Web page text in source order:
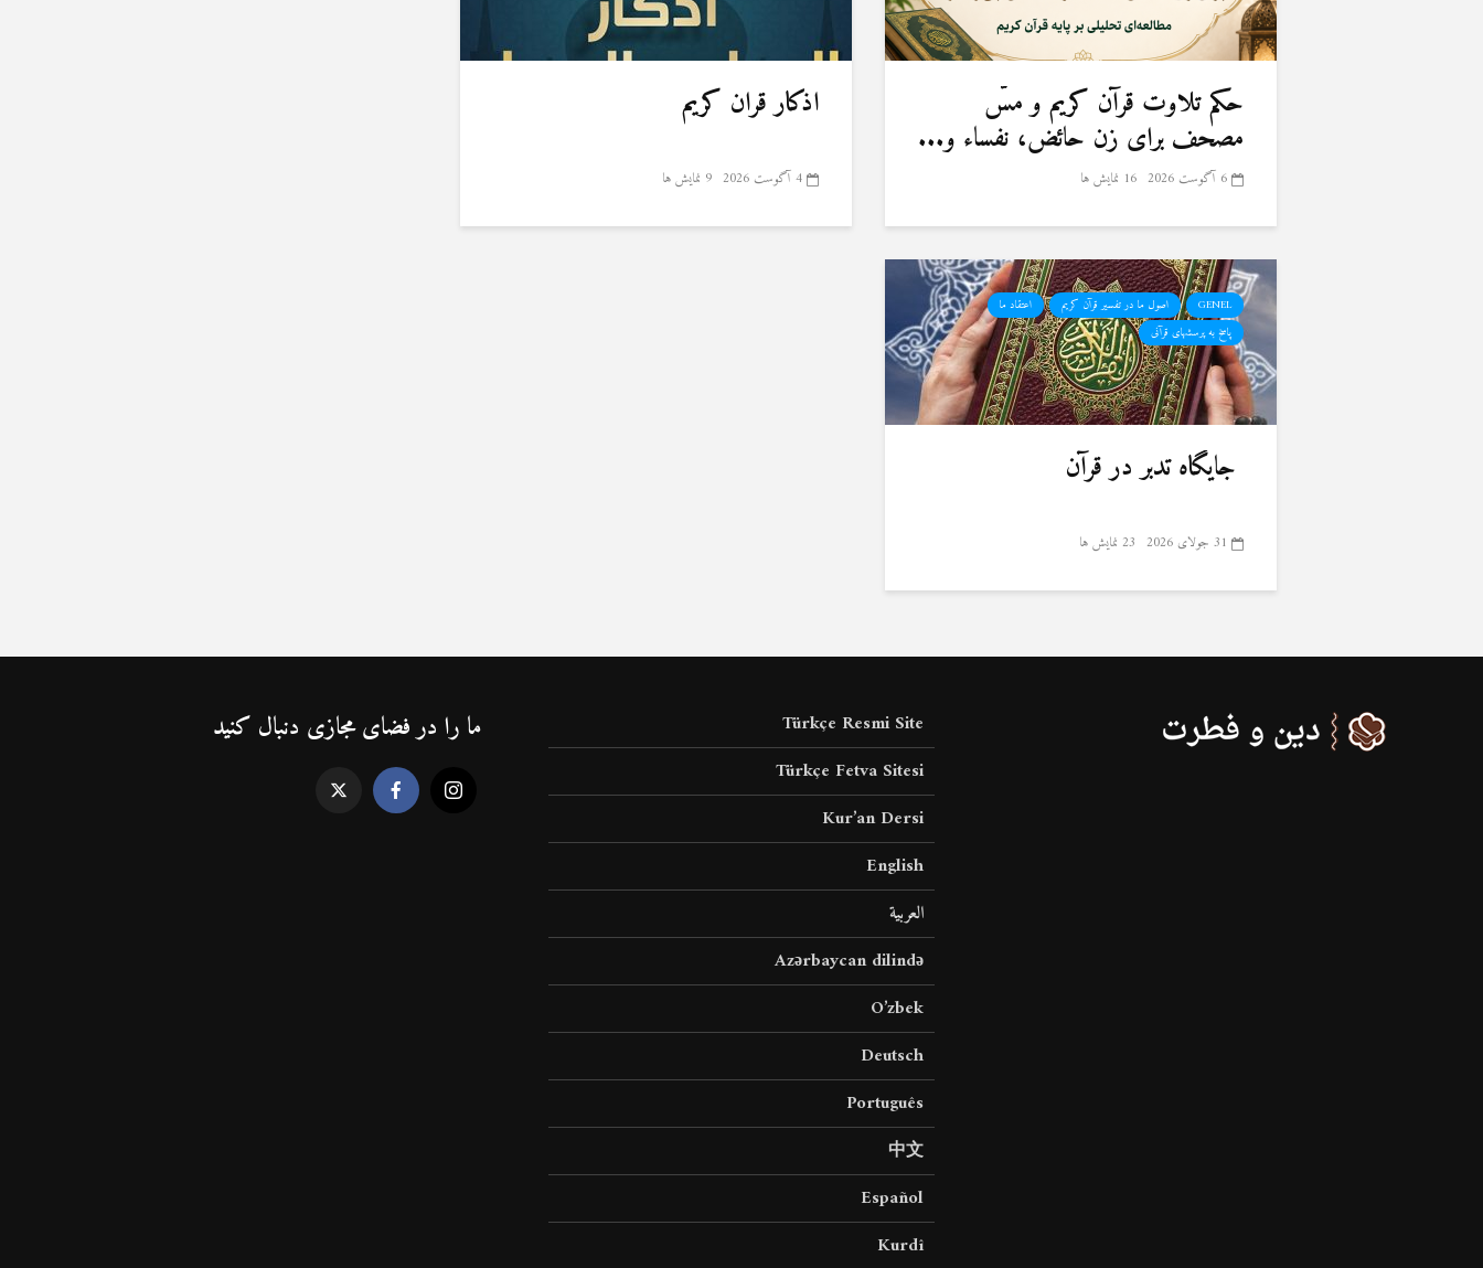
حكم تلاوت قرآن كريم و مسّ
مصحف برای زن حائض، نفساء و...
6 آگوست 2026 16 نمایش ها
اذکار قران کریم
4 آگوست 2026 9 نمایش ها
GENEL اصول ما در تفسیر قرآن کریم
اعتقاد ما
پاسخ به پرسشهای قرآنی
جایگاه تدبر در قرآن
31 جولای 2026 23 نمایش ها
Türkçe Resmi Site
Türkçe Fetva Sitesi
Kur’an Dersi
English
العربية
Azərbaycan dilində
O’zbek
Deutsch
Português
中文
Español
Kurdî
ما را در فضای مجازی دنبال کنید